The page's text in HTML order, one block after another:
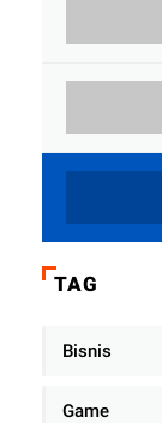
TAG
Bisnis
Game